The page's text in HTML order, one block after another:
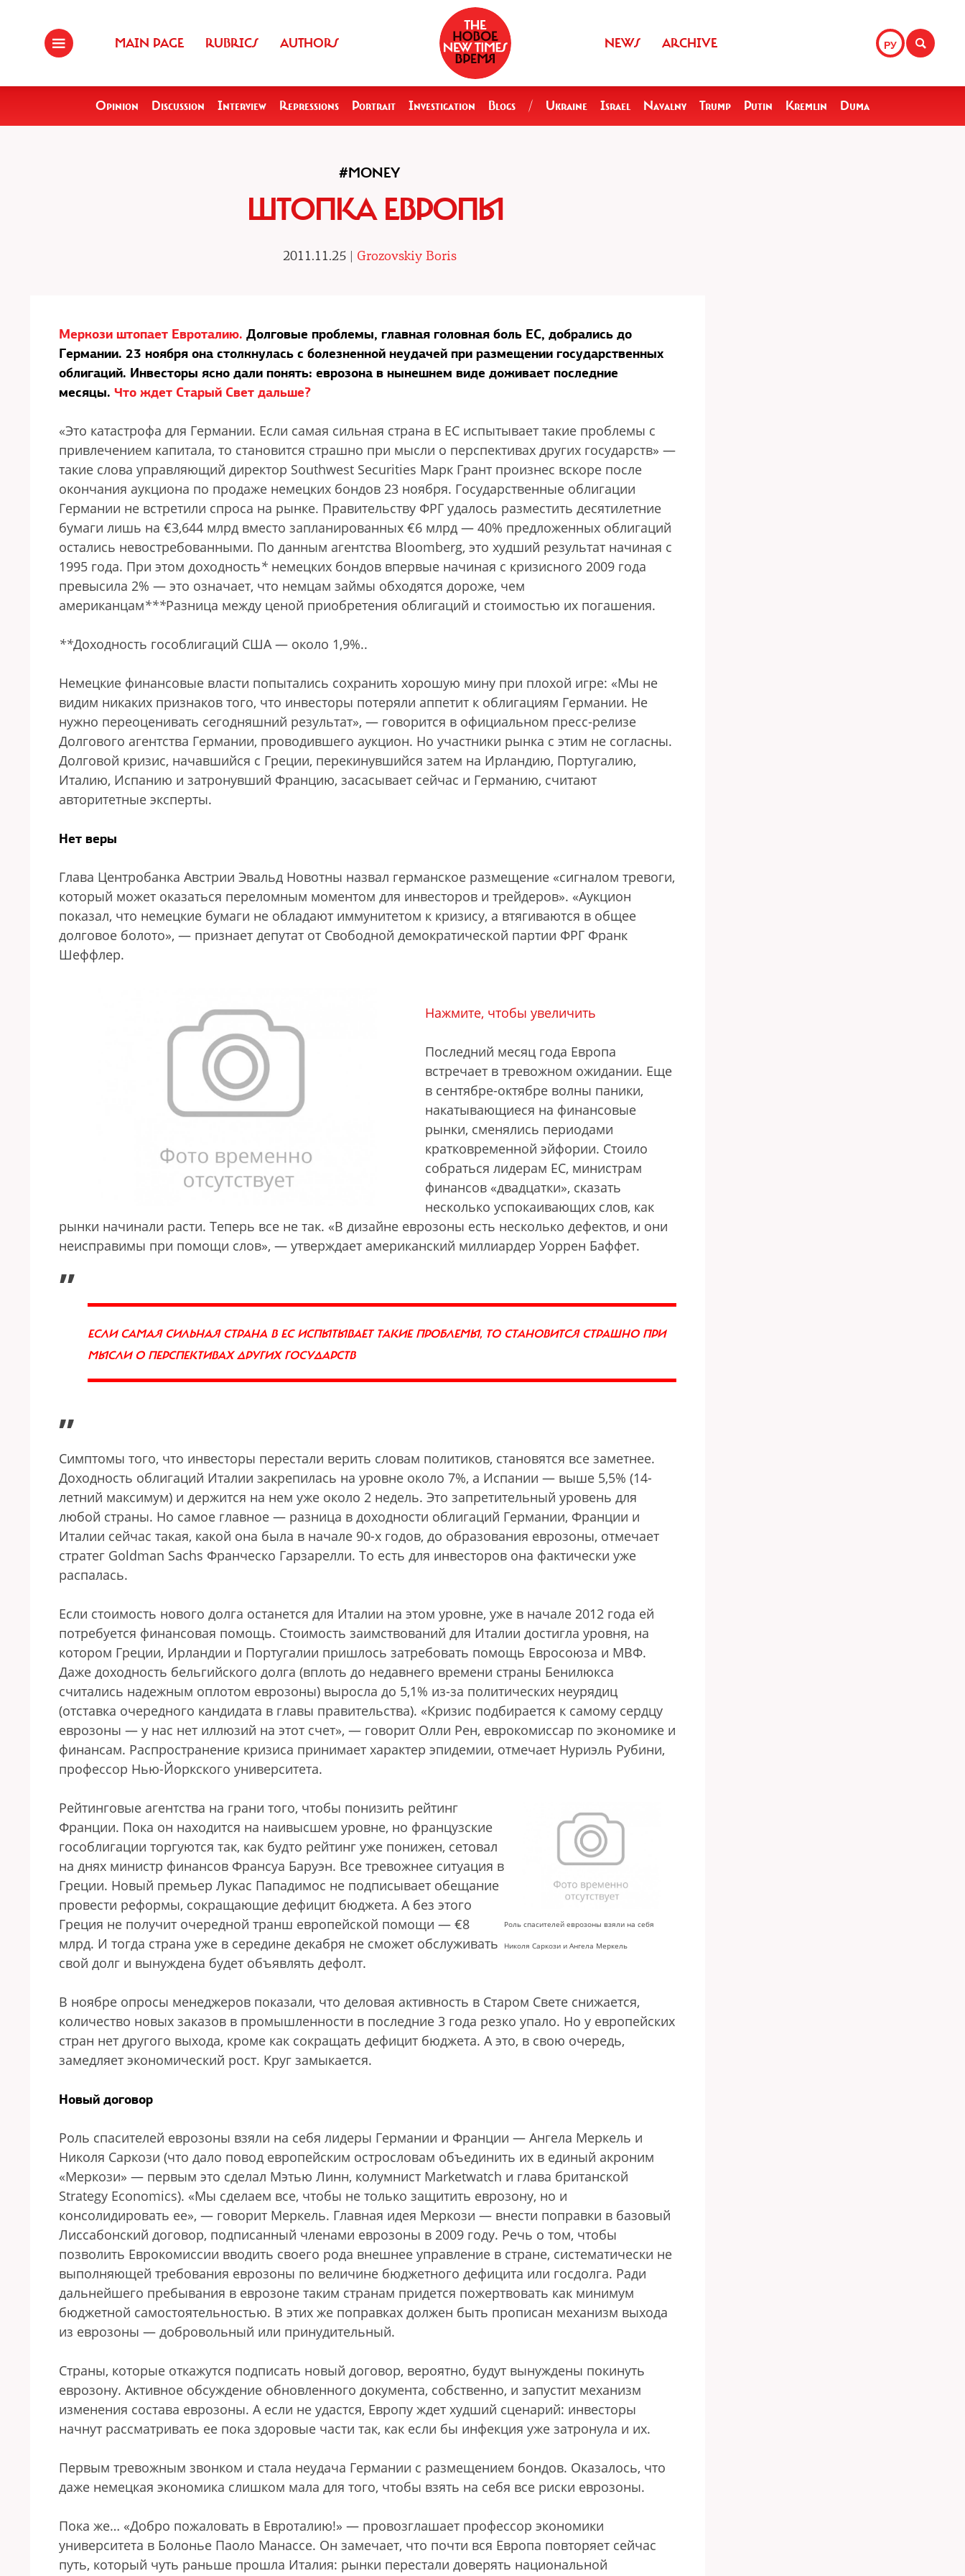
MAIN PAGE RUBRICS AUTHORS РУ
NEWS ARCHIVE
Opinion Discussion Interview Repressions Portrait Investigation Blogs / Ukraine Israel Navalny Trump Putin Kremlin Duma
#MONEY
ШТОПКА ЕВРОПЫ
2011.11.25 | Grozovskiy Boris
Меркози штопает Евроталию. Долговые проблемы, главная головная боль ЕС, добрались до
Германии. 23 ноября она столкнулась с болезненной неудачей при размещении государственных
облигаций. Инвесторы ясно дали понять: еврозона в нынешнем виде доживает последние
месяцы. Что ждет Старый Свет дальше?
«Это катастрофа для Германии. Если самая сильная страна в ЕС испытывает такие проблемы с
привлечением капитала, то становится страшно при мысли о перспективах других государств» —
такие слова управляющий директор Southwest Securities Марк Грант произнес вскоре после
окончания аукциона по продаже немецких бондов 23 ноября. Государственные облигации
Германии не встретили спроса на рынке. Правительству ФРГ удалось разместить десятилетние
бумаги лишь на €3,644 млрд вместо запланированных €6 млрд — 40% предложенных облигаций
остались невостребованными. По данным агентства Bloomberg, это худший результат начиная с
1995 года. При этом доходность* немецких бондов впервые начиная с кризисного 2009 года
превысила 2% — это означает, что немцам займы обходятся дороже, чем
американцам***Разница между ценой приобретения облигаций и стоимостью их погашения.
**Доходность гособлигаций США — около 1,9%..
Немецкие финансовые власти попытались сохранить хорошую мину при плохой игре: «Мы не
видим никаких признаков того, что инвесторы потеряли аппетит к облигациям Германии. Не
нужно переоценивать сегодняшний результат», — говорится в официальном пресс-релизе
Долгового агентства Германии, проводившего аукцион. Но участники рынка с этим не согласны.
Долговой кризис, начавшийся с Греции, перекинувшийся затем на Ирландию, Португалию,
Италию, Испанию и затронувший Францию, засасывает сейчас и Германию, считают
авторитетные эксперты.
Нет веры
Глава Центробанка Австрии Эвальд Новотны назвал германское размещение «сигналом тревоги,
который может оказаться переломным моментом для инвесторов и трейдеров». «Аукцион
показал, что немецкие бумаги не обладают иммунитетом к кризису, а втягиваются в общее
долговое болото», — признает депутат от Свободной демократической партии ФРГ Франк
Шеффлер.
Нажмите, чтобы увеличить
Последний месяц года Европа
встречает в тревожном ожидании. Еще
в сентябре-октябре волны паники,
накатывающиеся на финансовые
рынки, сменялись периодами
кратковременной эйфории. Стоило
собраться лидерам ЕС, министрам
финансов «двадцатки», сказать
несколько успокаивающих слов, как
рынки начинали расти. Теперь все не так. «В дизайне еврозоны есть несколько дефектов, и они
неисправимы при помощи слов», — утверждает американский миллиардер Уоррен Баффет.
„
ЕСЛИ САМАЯ СИЛЬНАЯ СТРАНА В ЕС ИСПЫТЫВАЕТ ТАКИЕ ПРОБЛЕМЫ, ТО СТАНОВИТСЯ СТРАШНО ПРИ
МЫСЛИ О ПЕРСПЕКТИВАХ ДРУГИХ ГОСУДАРСТВ
”
Симптомы того, что инвесторы перестали верить словам политиков, становятся все заметнее.
Доходность облигаций Италии закрепилась на уровне около 7%, а Испании — выше 5,5% (14-
летний максимум) и держится на нем уже около 2 недель. Это запретительный уровень для
любой страны. Но самое главное — разница в доходности облигаций Германии, Франции и
Италии сейчас такая, какой она была в начале 90-х годов, до образования еврозоны, отмечает
стратег Goldman Sachs Франческо Гарзарелли. То есть для инвесторов она фактически уже
распалась.
Если стоимость нового долга останется для Италии на этом уровне, уже в начале 2012 года ей
потребуется финансовая помощь. Стоимость заимствований для Италии достигла уровня, на
котором Греции, Ирландии и Португалии пришлось затребовать помощь Евросоюза и МВФ.
Даже доходность бельгийского долга (вплоть до недавнего времени страны Бенилюкса
считались надежным оплотом еврозоны) выросла до 5,1% из-за политических неурядиц
(отставка очередного кандидата в главы правительства). «Кризис подбирается к самому сердцу
еврозоны — у нас нет иллюзий на этот счет», — говорит Олли Рен, еврокомиссар по экономике и
финансам. Распространение кризиса принимает характер эпидемии, отмечает Нуриэль Рубини,
профессор Нью-Йоркского университета.
Роль спасителей еврозоны взяли на себя
Николя Саркози и Ангела Меркель
Рейтинговые агентства на грани того, чтобы понизить рейтинг
Франции. Пока он находится на наивысшем уровне, но французские
гособлигации торгуются так, как будто рейтинг уже понижен, сетовал
на днях министр финансов Франсуа Баруэн. Все тревожнее ситуация в
Греции. Новый премьер Лукас Пападимос не подписывает обещание
провести реформы, сокращающие дефицит бюджета. А без этого
Греция не получит очередной транш европейской помощи — €8
млрд. И тогда страна уже в середине декабря не сможет обслуживать
свой долг и вынуждена будет объявлять дефолт.
В ноябре опросы менеджеров показали, что деловая активность в Старом Свете снижается,
количество новых заказов в промышленности в последние 3 года резко упало. Но у европейских
стран нет другого выхода, кроме как сокращать дефицит бюджета. А это, в свою очередь,
замедляет экономический рост. Круг замыкается.
Новый договор
Роль спасителей еврозоны взяли на себя лидеры Германии и Франции — Ангела Меркель и
Николя Саркози (что дало повод европейским острословам объединить их в единый акроним
«Меркози» — первым это сделал Мэтью Линн, колумнист Marketwatch и глава британской
Strategy Economics). «Мы сделаем все, чтобы не только защитить еврозону, но и
консолидировать ее», — говорит Меркель. Главная идея Меркози — внести поправки в базовый
Лиссабонский договор, подписанный членами еврозоны в 2009 году. Речь о том, чтобы
позволить Еврокомиссии вводить своего рода внешнее управление в стране, систематически не
выполняющей требования еврозоны по величине бюджетного дефицита или госдолга. Ради
дальнейшего пребывания в еврозоне таким странам придется пожертвовать как минимум
бюджетной самостоятельностью. В этих же поправках должен быть прописан механизм выхода
из еврозоны — добровольный или принудительный.
Страны, которые откажутся подписать новый договор, вероятно, будут вынуждены покинуть
еврозону. Активное обсуждение обновленного документа, собственно, и запустит механизм
изменения состава еврозоны. А если не удастся, Европу ждет худший сценарий: инвесторы
начнут рассматривать ее пока здоровые части так, как если бы инфекция уже затронула и их.
Первым тревожным звонком и стала неудача Германии с размещением бондов. Оказалось, что
даже немецкая экономика слишком мала для того, чтобы взять на себя все риски еврозоны.
Пока же… «Добро пожаловать в Евроталию!» — провозглашает профессор экономики
университета в Болонье Паоло Манассе. Он замечает, что почти вся Европа повторяет сейчас
путь, который чуть раньше прошла Италия: рынки перестали доверять национальной